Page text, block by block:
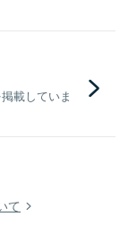
載していま
て